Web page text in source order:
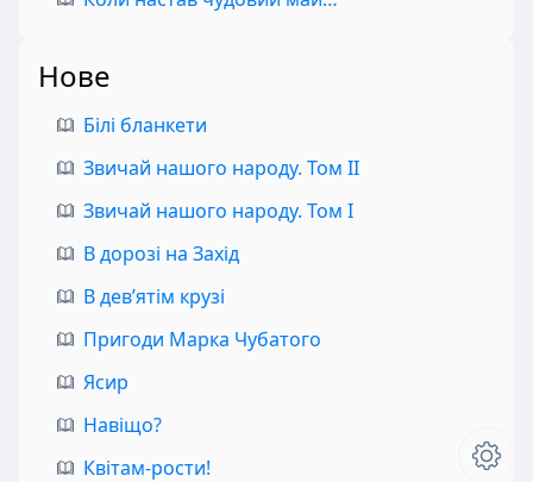
Нове
Білі бланкети
Звичай нашого народу. Том II
Звичай нашого народу. Том I
В дорозі на Захід
В дев’ятім крузі
Пригоди Марка Чубатого
Ясир
Навіщо?
Квітам-рости!